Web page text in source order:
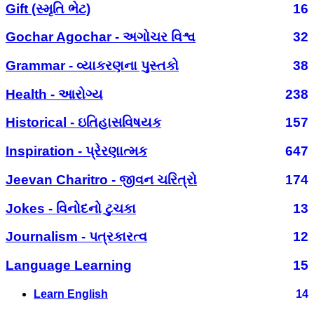
Gift (સ્મૃતિ ભેટ)
16
Gochar Agochar - અગોચર વિશ્વ
32
Grammar - વ્યાકરણના પુસ્તકો
38
Health - આરોગ્ય
238
Historical - ઇતિહાસવિષયક
157
Inspiration - પ્રેરણાત્મક
647
Jeevan Charitro - જીવન ચરિત્રો
174
Jokes - વિનોદનો ટુચકા
13
Journalism - પત્રકારત્વ
12
Language Learning
15
Learn English 14